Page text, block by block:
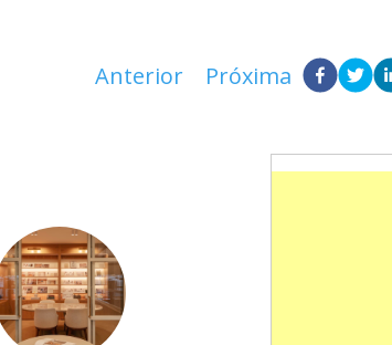
Anterior Próxima